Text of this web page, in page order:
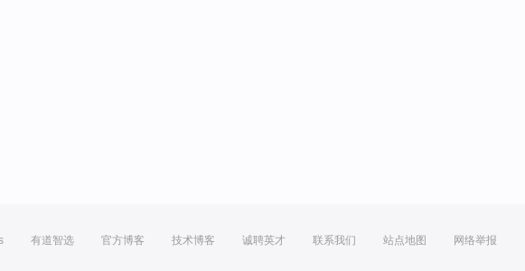
有道智选 官方博客 技术博客 诚聘英才 联系我们 站点地图 网络举报